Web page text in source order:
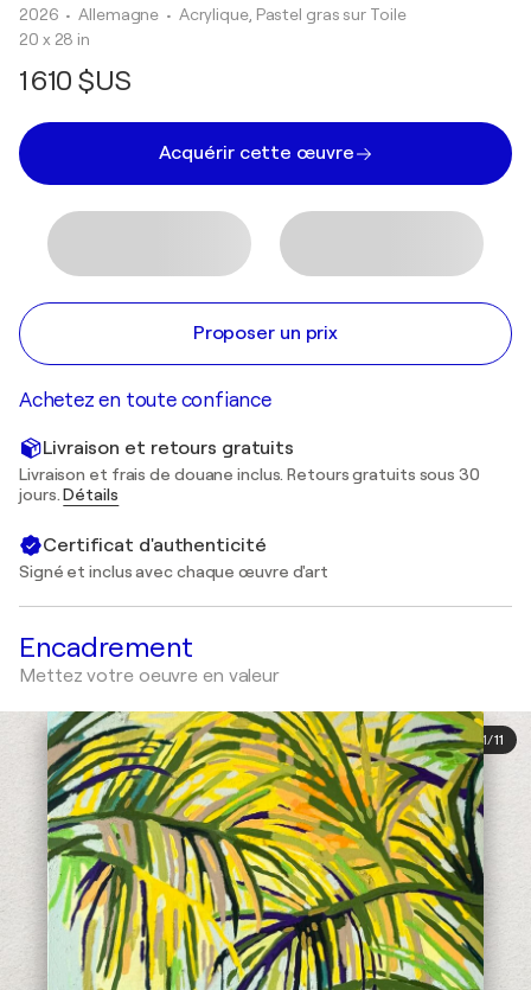
2026 • Allemagne • Acrylique, Pastel gras sur Toile
20 x 28 in
1 610 $US
Acquérir cette œuvre
Proposer un prix
Achetez en toute confiance
Livraison et retours gratuits
Livraison et frais de douane inclus. Retours gratuits sous 30
jours.Détails
Certificat d'authenticité
Signé et inclus avec chaque œuvre d'art
Encadrement
Mettez votre oeuvre en valeur
1/11